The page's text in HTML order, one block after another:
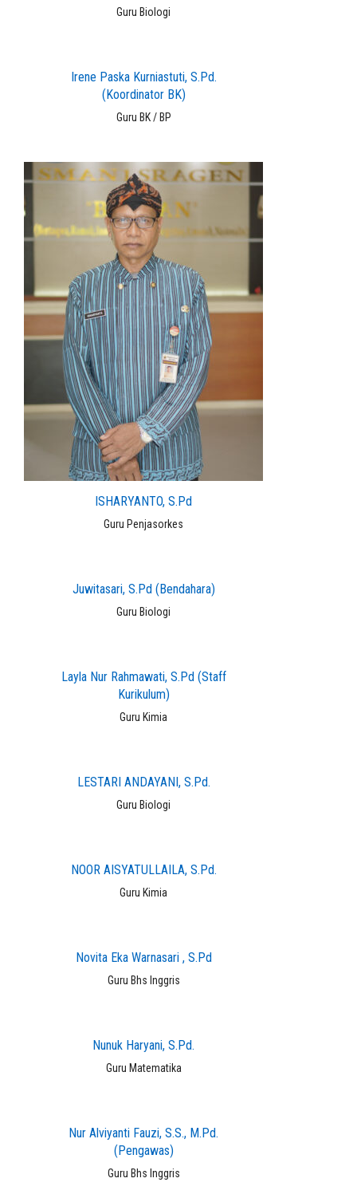
Guru Biologi
Irene Paska Kurniastuti, S.Pd.
(Koordinator BK)
Guru BK / BP
ISHARYANTO, S.Pd
Guru Penjasorkes
Juwitasari, S.Pd (Bendahara)
Guru Biologi
Layla Nur Rahmawati, S.Pd (Staff
Kurikulum)
Guru Kimia
LESTARI ANDAYANI, S.Pd.
Guru Biologi
NOOR AISYATULLAILA, S.Pd.
Guru Kimia
Novita Eka Warnasari , S.Pd
Guru Bhs Inggris
Nunuk Haryani, S.Pd.
Guru Matematika
Nur Alviyanti Fauzi, S.S., M.Pd.
(Pengawas)
Guru Bhs Inggris